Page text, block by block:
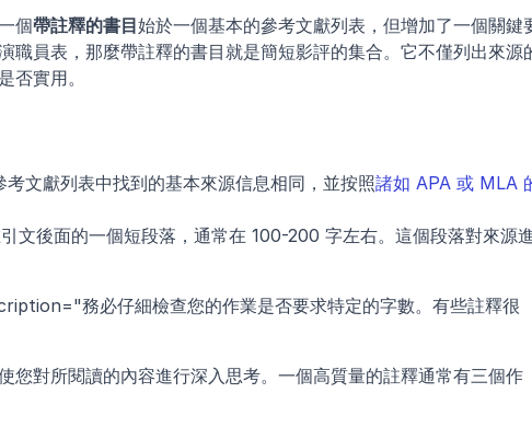
個帶註釋的書目始於一個基本的參考文獻列表，但增加了一個關鍵
職員表，那麼帶註釋的書目就是簡短影評的集合。它不僅列出來源
否實用。
考文獻列表中找到的基本來源信息相同，並按照諸如 APA 或 MLA
文後面的一個短段落，通常在 100-200 字左右。這個段落對來源
務必仔細檢查您的作業是否要求特定的字數。有些註釋很
您對所閱讀的內容進行深入思考。一個高質量的註釋通常有三個作